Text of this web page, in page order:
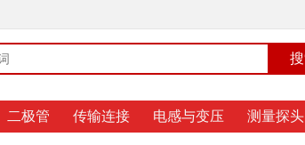
二极管 传输连接 电感与变压 测量探头